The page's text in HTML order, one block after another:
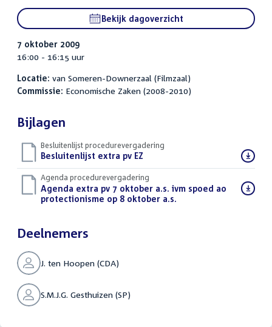
Bekijk dagoverzicht
7 oktober 2009
16:00 - 16:15 uur
Locatie: van Someren-Downerzaal (Filmzaal)
Commissie: Economische Zaken (2008-2010)
Bijlagen
Besluitenlijst procedurevergadering
Download
bestand:
Besluitenlijst extra pv EZ
Agenda procedurevergadering
Download
bestand:
Agenda extra pv 7 oktober a.s. ivm spoed ao
protectionisme op 8 oktober a.s.
Deelnemers
J. ten Hoopen (CDA)
S.M.J.G. Gesthuizen (SP)